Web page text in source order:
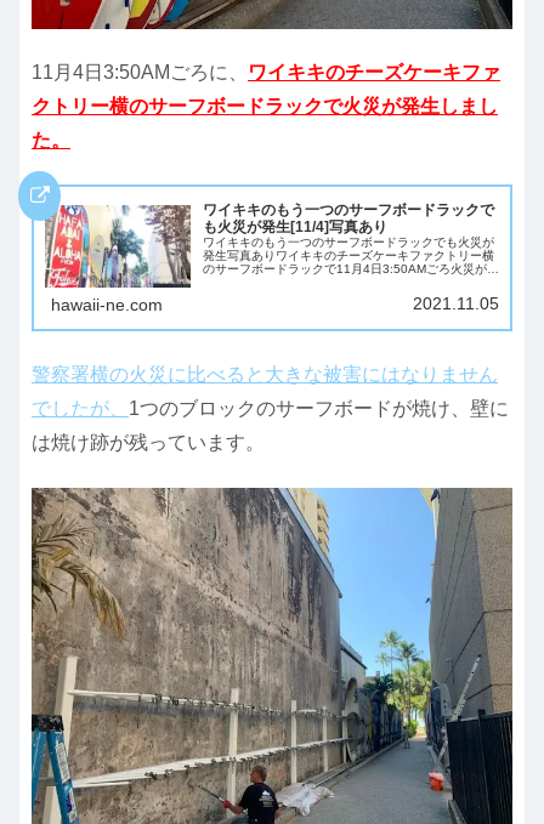
11月4日3:50AMごろに、
ワイキキのチーズケーキファ
クトリー横のサーフボードラックで火災が発生しまし
た。
ワイキキのもう一つのサーフボードラックで
も火災が発生[11/4]写真あり
ワイキキのもう一つのサーフボードラックでも火災が
発生写真ありワイキキのチーズケーキファクトリー横
のサーフボードラックで11月4日3:50AMごろ火災が発
hawaii-ne.com 2021.11.05
警察署横の火災に比べると大きな被害にはなりません
でしたが、 1つのブロックのサーフボードが焼け、壁に
は焼け跡が残っています。